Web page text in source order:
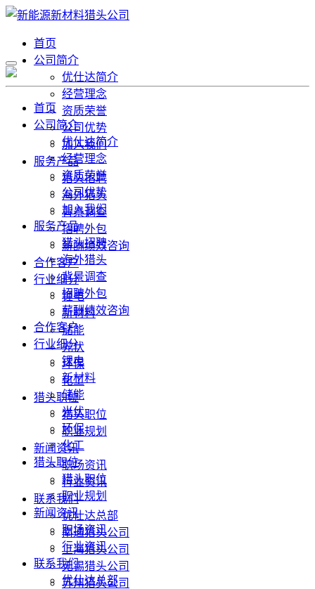
首页
公司简介
优仕达简介
经营理念
资质荣誉
公司优势
加入我们
服务产品
猎头招聘
海外猎头
背景调查
招聘外包
薪酬绩效咨询
合作客户
行业细分
锂电
新材料
储能
光伏
环保
化工
猎头职位
猎头职位
职业规划
新闻资讯
职场资讯
行业资讯
联系我们
优仕达总部
南通猎头公司
上海猎头公司
无锡猎头公司
苏州猎头公司
首页
公司简介
优仕达简介
经营理念
资质荣誉
公司优势
加入我们
服务产品
猎头招聘
海外猎头
背景调查
招聘外包
薪酬绩效咨询
合作客户
行业细分
锂电
新材料
储能
光伏
环保
化工
猎头职位
猎头职位
职业规划
新闻资讯
职场资讯
行业资讯
联系我们
优仕达总部